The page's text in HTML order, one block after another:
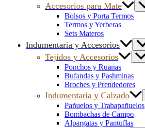
Accesorios para Mate
Bolsos y Porta Termos
Termos y Yerberas
Sets Materos
Indumentaria y Accesorios
Tejidos y Accesorios
Ponchos y Ruanas
Bufandas y Pashminas
Broches y Prendedores
Indumentaria y Calzado
Pañuelos y Trabapañuelos
Bombachas de Campo
Alpargatas y Pantuflas